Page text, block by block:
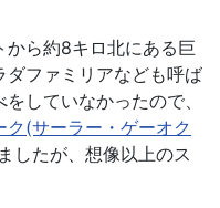
ら約8キロ北にある巨
ダファミリアなども呼ば
していなかったので、
ク(サーラー・ゲーオク
したが、想像以上のス